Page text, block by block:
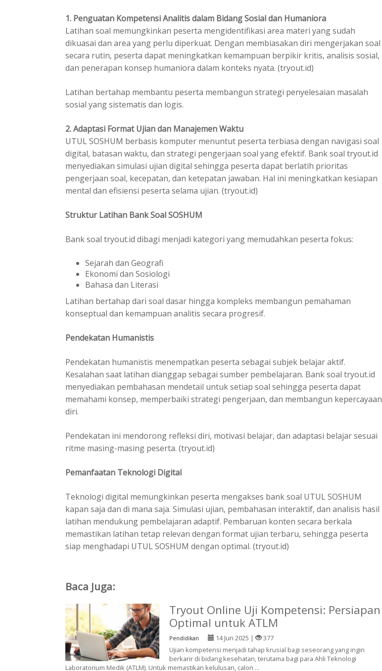
1. Penguatan Kompetensi Analitis dalam Bidang Sosial dan Humaniora
Latihan soal memungkinkan peserta mengidentifikasi area materi yang sudah
dikuasai dan area yang perlu diperkuat. Dengan membiasakan diri mengerjakan soal
secara rutin, peserta dapat meningkatkan kemampuan berpikir kritis, analisis sosial,
dan penerapan konsep humaniora dalam konteks nyata. (tryout.id)
Latihan bertahap membantu peserta membangun strategi penyelesaian masalah
sosial yang sistematis dan logis.
2. Adaptasi Format Ujian dan Manajemen Waktu
UTUL SOSHUM berbasis komputer menuntut peserta terbiasa dengan navigasi soal
digital, batasan waktu, dan strategi pengerjaan soal yang efektif. Bank soal tryout.id
menyediakan simulasi ujian digital sehingga peserta dapat berlatih prioritas
pengerjaan soal, kecepatan, dan ketepatan jawaban. Hal ini meningkatkan kesiapan
mental dan efisiensi peserta selama ujian. (tryout.id)
Struktur Latihan Bank Soal SOSHUM
Bank soal tryout.id dibagi menjadi kategori yang memudahkan peserta fokus:
Sejarah dan Geografi
Ekonomi dan Sosiologi
Bahasa dan Literasi
Latihan bertahap dari soal dasar hingga kompleks membangun pemahaman
konseptual dan kemampuan analitis secara progresif.
Pendekatan Humanistis
Pendekatan humanistis menempatkan peserta sebagai subjek belajar aktif.
Kesalahan saat latihan dianggap sebagai sumber pembelajaran. Bank soal tryout.id
menyediakan pembahasan mendetail untuk setiap soal sehingga peserta dapat
memahami konsep, memperbaiki strategi pengerjaan, dan membangun kepercayaan
diri.
Pendekatan ini mendorong refleksi diri, motivasi belajar, dan adaptasi belajar sesuai
ritme masing-masing peserta. (tryout.id)
Pemanfaatan Teknologi Digital
Teknologi digital memungkinkan peserta mengakses bank soal UTUL SOSHUM
kapan saja dan di mana saja. Simulasi ujian, pembahasan interaktif, dan analisis hasil
latihan mendukung pembelajaran adaptif. Pembaruan konten secara berkala
memastikan latihan tetap relevan dengan format ujian terbaru, sehingga peserta
siap menghadapi UTUL SOSHUM dengan optimal. (tryout.id)
Baca Juga:
Tryout Online Uji Kompetensi: Persiapan
Optimal untuk ATLM
Pendidikan 14 Jun 2025 |
377
Ujian kompetensi menjadi tahap krusial bagi seseorang yang ingin
berkarir di bidang kesehatan, terutama bagi para Ahli Teknologi
Laboratorium Medik (ATLM). Untuk memastikan kelulusan, calon ...